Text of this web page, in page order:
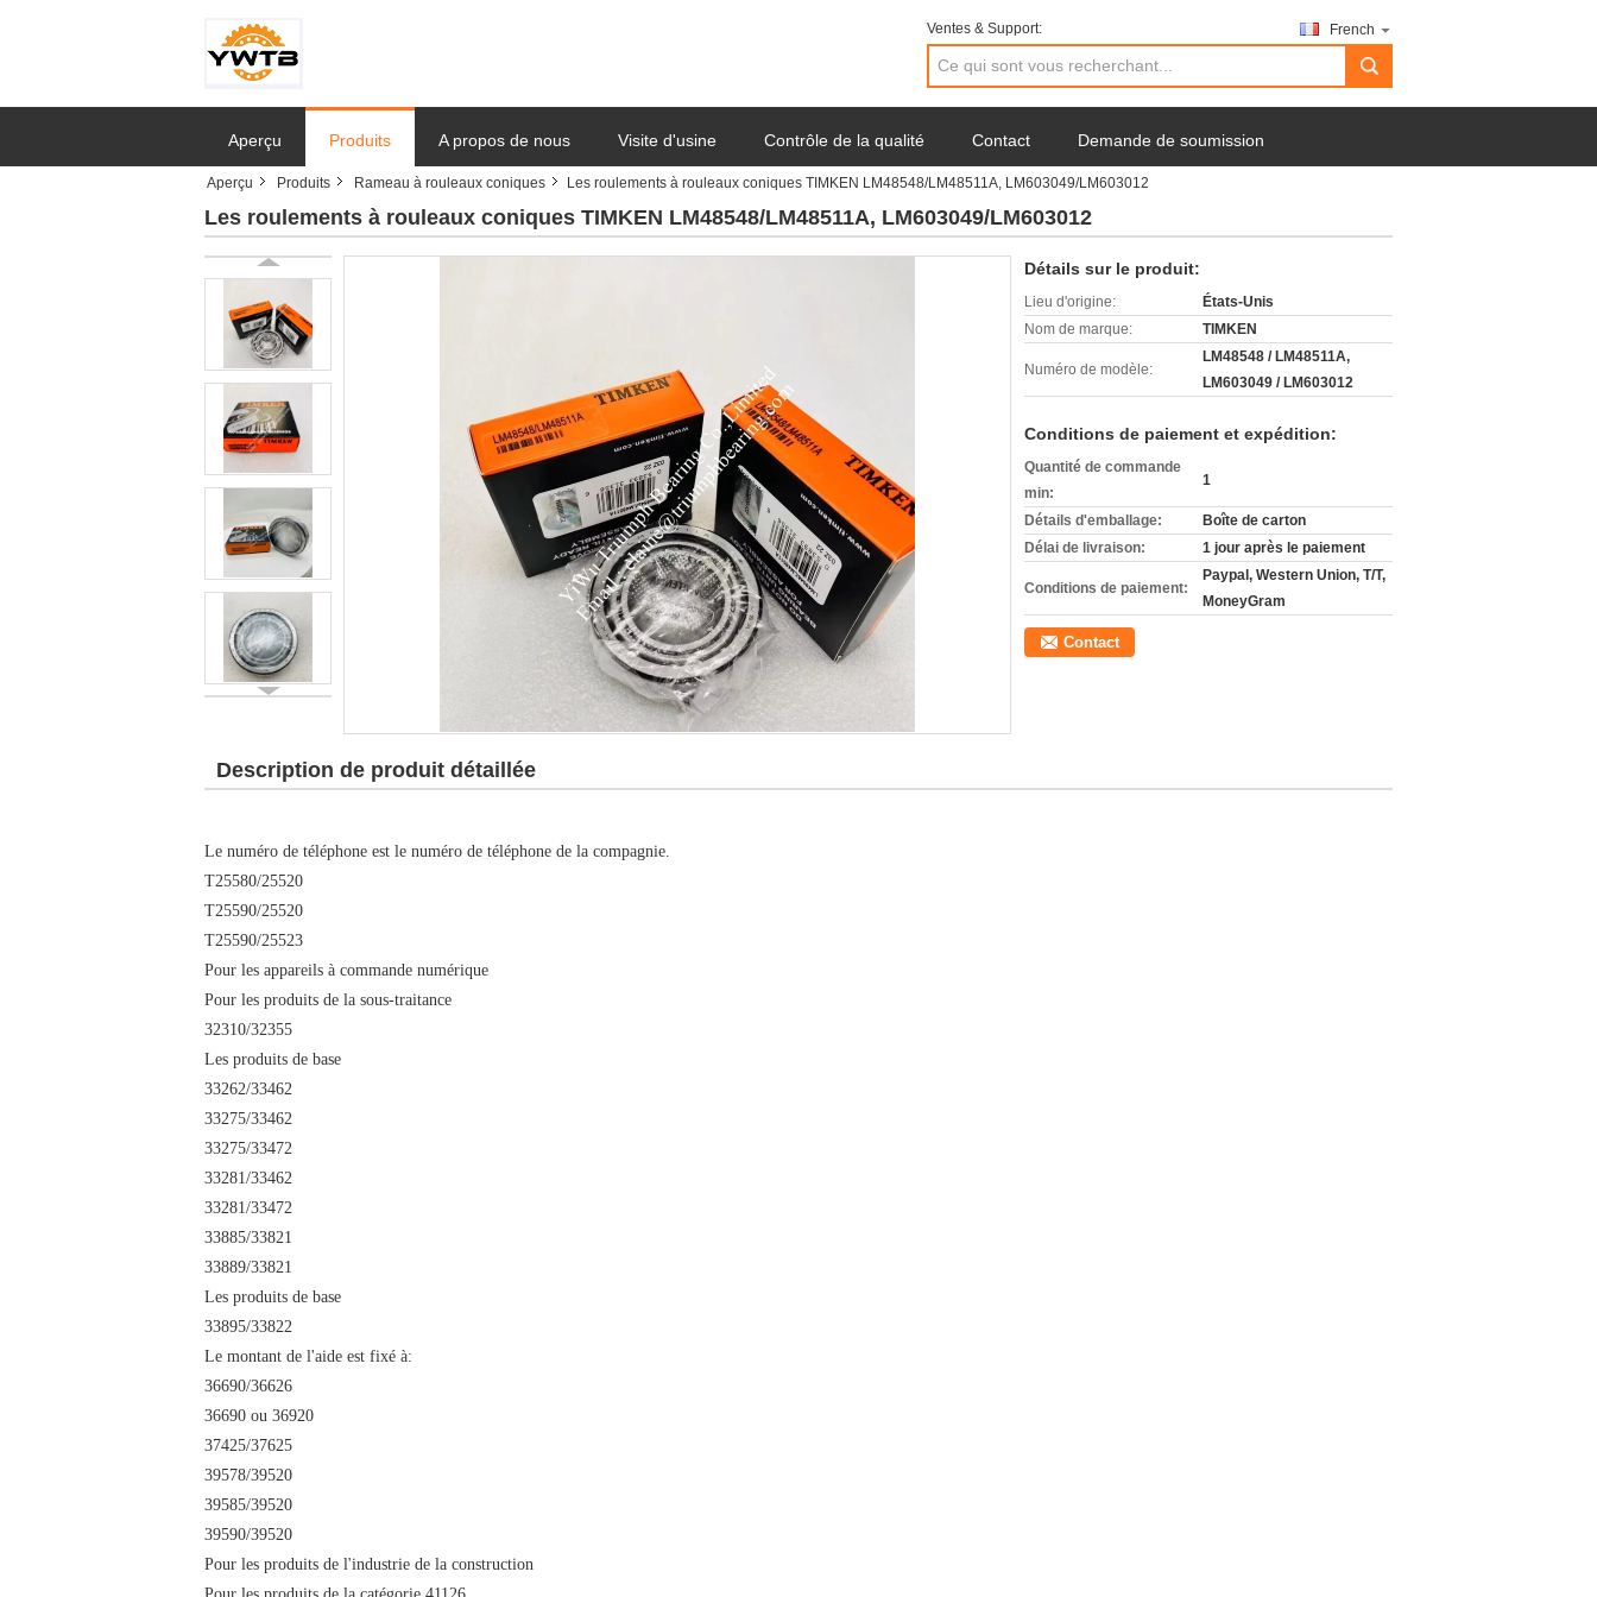
Ventes & Support: French
search
Aperçu Produits A propos de nous Visite d'usine Contrôle de la qualité Contact Demande de soumission
Aperçu Produits Rameau à rouleaux coniques Les roulements à rouleaux coniques TIMKEN LM48548/LM48511A, LM603049/LM603012
Les roulements à rouleaux coniques TIMKEN LM48548/LM48511A, LM603049/LM603012
Détails sur le produit:
Lieu d'origine:
États-Unis
Nom de marque:
TIMKEN
Numéro de modèle:
LM48548 / LM48511A,
LM603049 / LM603012
Conditions de paiement et expédition:
Quantité de commande
min:
1
Détails d'emballage:
Boîte de carton
Délai de livraison:
1 jour après le paiement
Conditions de paiement:
Paypal, Western Union, T/T,
MoneyGram
Contact
Description de produit détaillée
Le numéro de téléphone est le numéro de téléphone de la compagnie.
T25580/25520
T25590/25520
T25590/25523
Pour les appareils à commande numérique
Pour les produits de la sous-traitance
32310/32355
Les produits de base
33262/33462
33275/33462
33275/33472
33281/33462
33281/33472
33885/33821
33889/33821
Les produits de base
33895/33822
Le montant de l'aide est fixé à:
36690/36626
36690 ou 36920
37425/37625
39578/39520
39585/39520
39590/39520
Pour les produits de l'industrie de la construction